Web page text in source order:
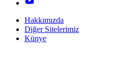
Hakkımızda
Diğer Sitelerimiz
Künye